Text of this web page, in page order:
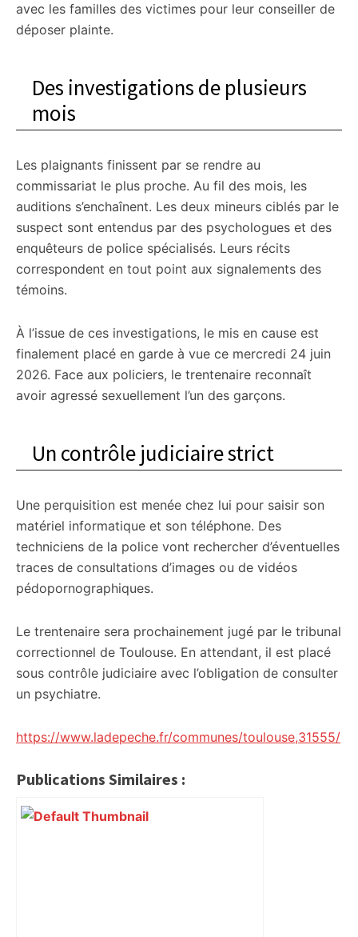
avec les familles des victimes pour leur conseiller de
déposer plainte.
Des investigations de plusieurs
mois
Les plaignants finissent par se rendre au
commissariat le plus proche. Au fil des mois, les
auditions s’enchaînent. Les deux mineurs ciblés par le
suspect sont entendus par des psychologues et des
enquêteurs de police spécialisés. Leurs récits
correspondent en tout point aux signalements des
témoins.
À l’issue de ces investigations, le mis en cause est
finalement placé en garde à vue ce mercredi 24 juin
2026. Face aux policiers, le trentenaire reconnaît
avoir agressé sexuellement l’un des garçons.
Un contrôle judiciaire strict
Une perquisition est menée chez lui pour saisir son
matériel informatique et son téléphone. Des
techniciens de la police vont rechercher d’éventuelles
traces de consultations d’images ou de vidéos
pédopornographiques.
Le trentenaire sera prochainement jugé par le tribunal
correctionnel de Toulouse. En attendant, il est placé
sous contrôle judiciaire avec l’obligation de consulter
un psychiatre.
https://www.ladepeche.fr/communes/toulouse,31555/
Publications Similaires :